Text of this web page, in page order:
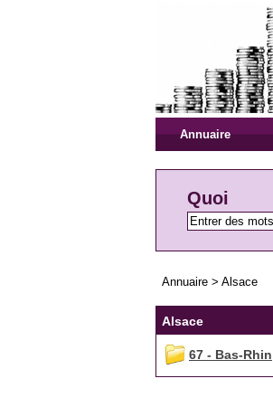
Annuaire
Quoi
Annuaire > Alsace
Alsace
67 - Bas-Rhin